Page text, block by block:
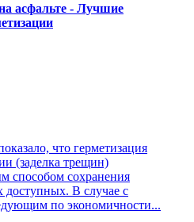
асфальте - Лучшие
что герметизация
(заделка трещин)
способом сохранения
доступных. В случае с
по экономичности...